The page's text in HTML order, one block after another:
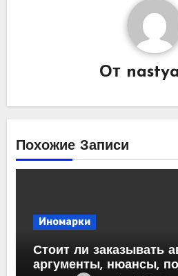
От
Похожие Записи
Иномарки
Стоит ли заказывать
аргументы, нюансы,